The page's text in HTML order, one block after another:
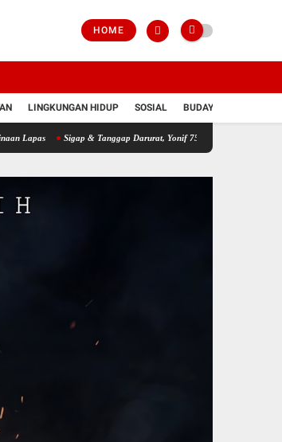
HOME
LINGKUNGAN HIDUP SOSIAL BUDAYA
Sigap & Tanggap Darurat, Yonif 751/VJS Bantu Penanganan Warga